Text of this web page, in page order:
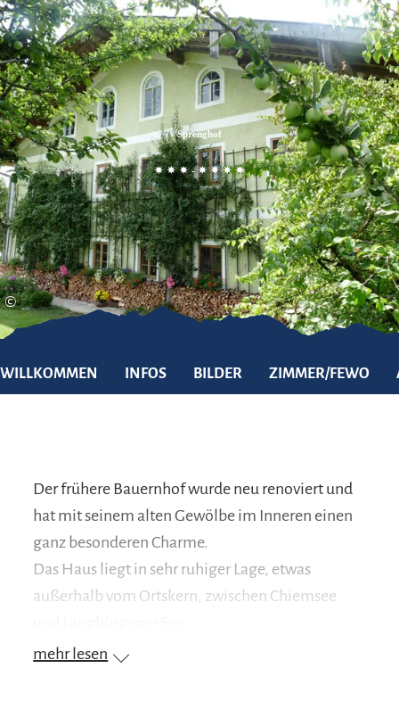
Zum
Inhalt
Zur
Suche
Zum
Footer
©
Sprenghof
-
WILLKOMMEN INFOS BILDER ZIMMER/FEWO
Der frühere Bauernhof wurde neu renoviert und
hat mit seinem alten Gewölbe im Inneren einen
ganz besonderen Charme.
Das Haus liegt in sehr ruhiger Lage, etwas
außerhalb vom Ortskern, zwischen Chiemsee
Der ungehinderte Blick auf die Berge ist Ihnen
mehr lesen